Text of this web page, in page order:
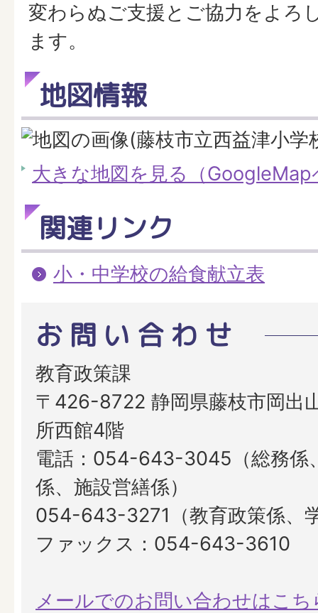
変わらぬご支援とご協力をよろ
ます。
地図情報
大きな地図を見る（GoogleMap
関連リンク
小・中学校の給食献立表
お問い合わせ
教育政策課
〒426-8722 静岡県藤枝市岡出
所西館4階
電話：054-643-3045（総務係
係、施設営繕係）
054-643-3271（教育政策係、
ファックス：054-643-3610
メールでのお問い合わせはこち